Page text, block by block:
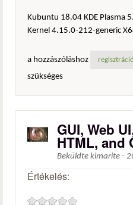
Kubuntu 18.04 KDE Plasma
Kernel 4.15.0-212-generic
a hozzászóláshoz
szükséges
GUI, Web
HTML, and
Beküldte kimarite -
Értékelés: